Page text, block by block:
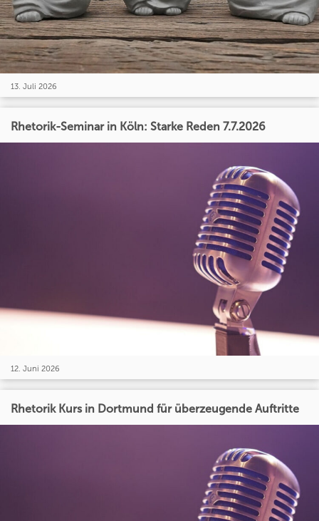
13. Juli 2026
Rhetorik-Seminar in Köln: Starke Reden 7.7.2026
12. Juni 2026
Rhetorik Kurs in Dortmund für überzeugende Auftritte